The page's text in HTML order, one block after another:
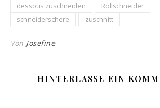
dessous zuschneiden
Rollschneider
schneiderschere
zuschnitt
Von Josefine
HINTERLASSE EIN